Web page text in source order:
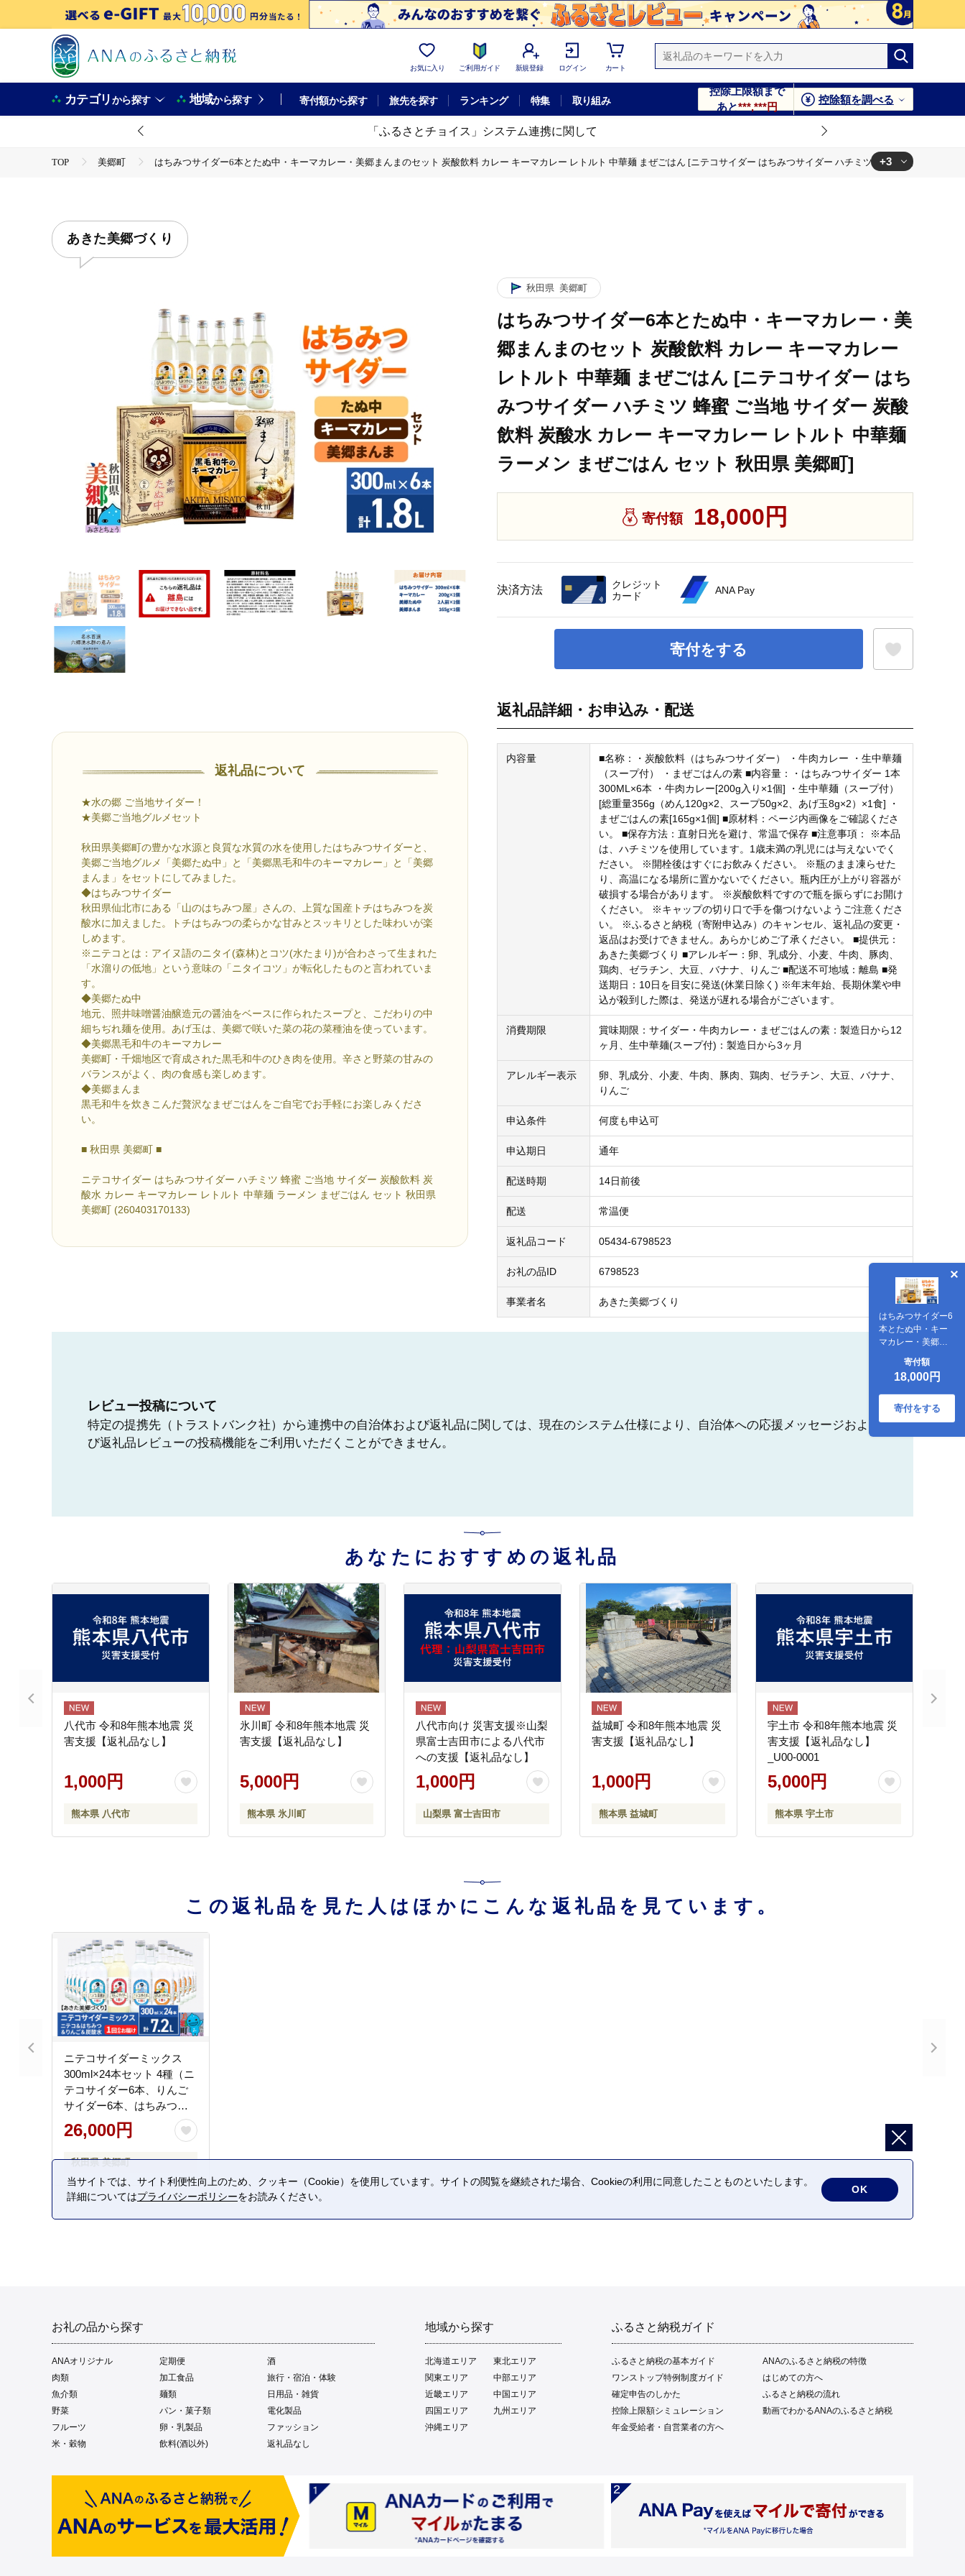
お気に入り ご利用ガイド 新規登録 ログイン カート
カテゴリから探す 地域から探す 寄付額から探す 旅先を探す ランキング 特集 取り組み
控除上限額まで
あと***,***円
控除額を調べる
「ふるさとチョイス」システム連携に関して
TOP 美郷町
はちみつサイダー6本とたぬ中・キーマカレー・美郷まんまのセット 炭酸飲料 カレー キーマカレー レトルト 中華麺 まぜごはん [ニテコサイダー はちみつサイダー ハチミツ 蜂蜜 ご当地 サイダ
+3
あきた美郷づくり
返礼品について
★水の郷 ご当地サイダー！
★美郷ご当地グルメセット
秋田県美郷町の豊かな水源と良質な水質の水を使用したはちみつサイダーと、
美郷ご当地グルメ「美郷たぬ中」と「美郷黒毛和牛のキーマカレー」と「美郷
まんま」をセットにしてみました。
◆はちみつサイダー
秋田県仙北市にある「山のはちみつ屋」さんの、上質な国産トチはちみつを炭
酸水に加えました。トチはちみつの柔らかな甘みとスッキリとした味わいが楽
しめます。
※ニテコとは：アイヌ語のニタイ(森林)とコツ(水たまり)が合わさって生まれた
「水溜りの低地」という意味の「ニタイコツ」が転化したものと言われていま
す。
◆美郷たぬ中
地元、照井味噌醤油醸造元の醤油をベースに作られたスープと、こだわりの中
細ちぢれ麺を使用。あげ玉は、美郷で咲いた菜の花の菜種油を使っています。
◆美郷黒毛和牛のキーマカレー
美郷町・千畑地区で育成された黒毛和牛のひき肉を使用。辛さと野菜の甘みの
バランスがよく、肉の食感も楽しめます。
◆美郷まんま
黒毛和牛を炊きこんだ贅沢なまぜごはんをご自宅でお手軽にお楽しみくださ
い。
■ 秋田県 美郷町 ■
ニテコサイダー はちみつサイダー ハチミツ 蜂蜜 ご当地 サイダー 炭酸飲料 炭
酸水 カレー キーマカレー レトルト 中華麺 ラーメン まぜごはん セット 秋田県
美郷町 (260403170133)
秋田県 美郷町
はちみつサイダー6本とたぬ中・キーマカレー・美
郷まんまのセット 炭酸飲料 カレー キーマカレー
レトルト 中華麺 まぜごはん [ニテコサイダー はち
みつサイダー ハチミツ 蜂蜜 ご当地 サイダー 炭酸
飲料 炭酸水 カレー キーマカレー レトルト 中華麺
ラーメン まぜごはん セット 秋田県 美郷町]
寄付額 18,000円
決済方法
クレジット
カード
ANA Pay
寄付をする
はちみつサイダー6
本とたぬ中・キー
マカレー・美郷ま
飲料 カレー キーマ
カレー レトルト 中
華麺 まぜごはん [ニ
テコサイダー はち
みつサイダー ハチ
寄付額
18,000円
寄付をする
返礼品詳細・お申込み・配送
内容量
■名称：・炭酸飲料（はちみつサイダー） ・牛肉カレー ・生中華麺
（スープ付） ・まぜごはんの素 ■内容量：・はちみつサイダー 1本
300ML×6本 ・牛肉カレー[200g入り×1個] ・生中華麺（スープ付）
[総重量356g（めん120g×2、スープ50g×2、あげ玉8g×2）×1食] ・
まぜごはんの素[165g×1個] ■原材料：ページ内画像をご確認くださ
い。 ■保存方法：直射日光を避け、常温で保存 ■注意事項： ※本品
は、ハチミツを使用しています。1歳未満の乳児には与えないでく
ださい。 ※開栓後はすぐにお飲みください。 ※瓶のまま凍らせた
り、高温になる場所に置かないでください。瓶内圧が上がり容器が
破損する場合があります。 ※炭酸飲料ですので瓶を振らずにお開け
ください。 ※キャップの切り口で手を傷つけないようご注意くださ
い。 ※ふるさと納税（寄附申込み）のキャンセル、返礼品の変更・
返品はお受けできません。あらかじめご了承ください。 ■提供元：
あきた美郷づくり ■アレルギー：卵、乳成分、小麦、牛肉、豚肉、
鶏肉、ゼラチン、大豆、バナナ、りんご ■配送不可地域：離島 ■発
送期日：10日を目安に発送(休業日除く) ※年末年始、長期休業や申
込が殺到した際は、発送が遅れる場合がございます。
消費期限
賞味期限：サイダー・牛肉カレー・まぜごはんの素：製造日から12
ヶ月、生中華麺(スープ付)：製造日から3ヶ月
アレルギー表示
卵、乳成分、小麦、牛肉、豚肉、鶏肉、ゼラチン、大豆、バナナ、
りんご
申込条件 何度も申込可
申込期日 通年
配送時期 14日前後
配送 常温便
返礼品コード 05434-6798523
お礼の品ID 6798523
事業者名 あきた美郷づくり
レビュー投稿について
特定の提携先（トラストバンク社）から連携中の自治体および返礼品に関しては、現在のシステム仕様により、自治体への応援メッセージおよ
び返礼品レビューの投稿機能をご利用いただくことができません。
あなたにおすすめの返礼品
八代市 令和8年熊本地震 災
害支援【返礼品なし】
1,000円
熊本県 八代市
氷川町 令和8年熊本地震 災
害支援【返礼品なし】
5,000円
熊本県 氷川町
八代市向け 災害支援※山梨
県富士吉田市による八代市
への支援【返礼品なし】
1,000円
山梨県 富士吉田市
益城町 令和8年熊本地震 災
害支援【返礼品なし】
1,000円
熊本県 益城町
宇土市 令和8年熊本地震 災
害支援【返礼品なし】
_U00-0001
5,000円
熊本県 宇土市
この返礼品を見た人はほかにこんな返礼品を見ています。
ニテコサイダーミックス
300ml×24本セット 4種（ニ
テコサイダー6本、りんご
サイダー6本、はちみつサ
イダー6本、炭酸水6本）あ
きた美郷づくり
26,000円
秋田県 美郷町
お礼の品から探す
ANAオリジナル 定期便
酒
肉類
加工食品
旅行・宿泊・体験
魚介類
麺類
日用品・雑貨
野菜
パン・菓子類
電化製品
フルーツ
卵・乳製品
ファッション
米・穀物
飲料(酒以外) 返礼品なし
地域から探す
北海道エリア
東北エリア
関東エリア
中部エリア
近畿エリア
中国エリア
四国エリア
九州エリア
沖縄エリア
ふるさと納税ガイド
ふるさと納税の基本ガイド
ANAのふるさと納税の特徴
ワンストップ特例制度ガイド
はじめての方へ
確定申告のしかた
ふるさと納税の流れ
控除上限額シミュレーション
動画でわかるANAのふるさと納税
年金受給者・自営業者の方へ
当サイトでは、サイト利便性向上のため、クッキー（Cookie）を使用しています。サイトの閲覧を継続された場合、Cookieの利用に同意したことものといたします。
詳細についてはプライバシーポリシーをお読みください。
OK